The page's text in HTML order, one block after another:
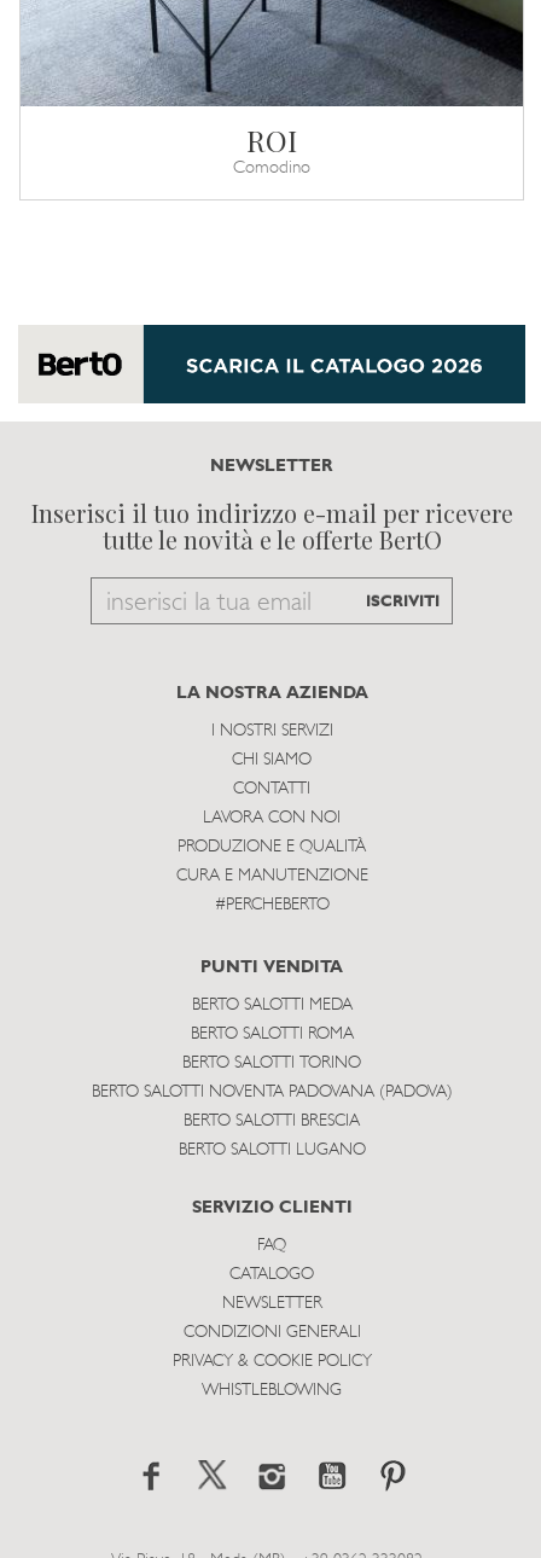
ROI
Comodino
NEWSLETTER
Inserisci il tuo indirizzo e-mail per ricevere
tutte le novità e le offerte BertO
Email
subscribe
ISCRIVITI
LA NOSTRA AZIENDA
I NOSTRI SERVIZI
CHI SIAMO
CONTATTI
LAVORA CON NOI
PRODUZIONE E QUALITÀ
CURA E MANUTENZIONE
#PERCHEBERTO
PUNTI VENDITA
BERTO SALOTTI MEDA
BERTO SALOTTI ROMA
BERTO SALOTTI TORINO
BERTO SALOTTI NOVENTA PADOVANA (PADOVA)
BERTO SALOTTI BRESCIA
BERTO SALOTTI LUGANO
SERVIZIO CLIENTI
FAQ
CATALOGO
NEWSLETTER
CONDIZIONI GENERALI
PRIVACY & COOKIE POLICY
WHISTLEBLOWING